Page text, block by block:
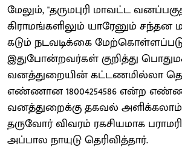
மேலும், ''தருமபுரி மாவட்ட
கிராமங்களிலும் யாரேனும் சந்தன
கடும் நடவடிக்கை
இதுபோன்றவர்கள் குறித்து
வனத்துறையின் கட்டணமில்லா
எண்ணான 18004254586 என்ற
வனத்துறைக்கு தகவல்
தருவோர் விவரம் ரகசியமாக
அப்பால நாயுடு தெரிவித்தார்.